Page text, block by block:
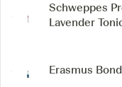
Schweppes
Lavender
Erasmus